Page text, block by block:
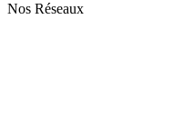
Nos Réseaux